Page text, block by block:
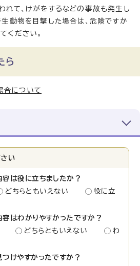
れて、けがをするなどの事故も発生し
生動物を目撃した場合は、危険ですか
ください。
ら
合について
い
容は役に立ちましたか？
どちらともいえない
役に立
容はわかりやすかったですか？
どちらともいえない
わ
つけやすかったですか？